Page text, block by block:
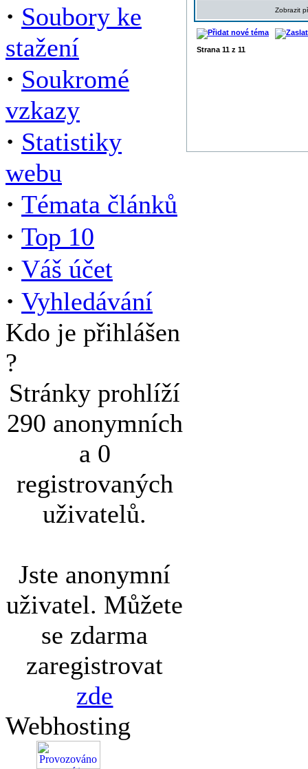
· Soubory ke
stažení
· Soukromé
vzkazy
· Statistiky
webu
· Témata článků
· Top 10
· Váš účet
· Vyhledávání
Kdo je přihlášen
?
Stránky prohlíží
290 anonymních
a 0
registrovaných
uživatelů.
Jste anonymní
uživatel. Můžete
se zdarma
zaregistrovat
zde
Webhosting
Zobrazit
Strana 11 z 11